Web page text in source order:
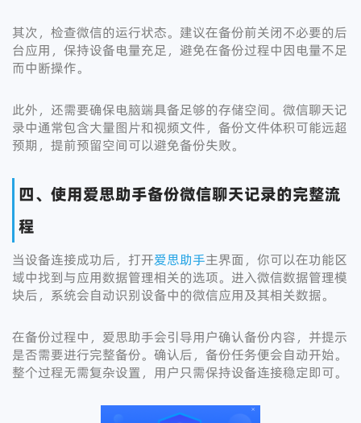
其次，检查微信的运行状态。建议在备份前关闭不必要的后
台应用，保持设备电量充足，避免在备份过程中因电量不足
而中断操作。
此外，还需要确保电脑端具备足够的存储空间。微信聊天记
录中通常包含大量图片和视频文件，备份文件体积可能远超
预期，提前预留空间可以避免备份失败。
四、使用爱思助手备份微信聊天记录的完整流
程
当设备连接成功后，打开爱思助手主界面，你可以在功能区
域中找到与应用数据管理相关的选项。进入微信数据管理模
块后，系统会自动识别设备中的微信应用及其相关数据。
在备份过程中，爱思助手会引导用户确认备份内容，并提示
是否需要进行完整备份。确认后，备份任务便会自动开始。
整个过程无需复杂设置，用户只需保持设备连接稳定即可。